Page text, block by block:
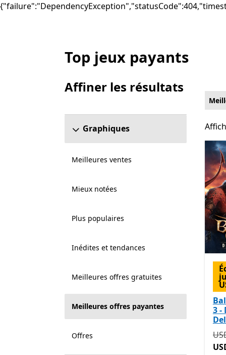
Liste Microsoft.com
Top jeux payants
Affiner les résultats
Graphiques
Meilleures ventes
Mieux notées
Plus populaires
Inédites et tendances
Meilleures offres gratuites
Meilleures offres payantes
Offres
3 -